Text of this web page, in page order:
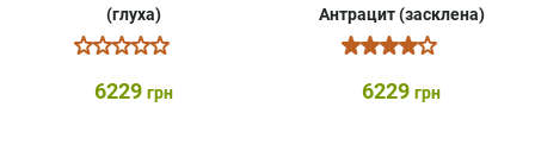
(глуха)
6229 грн
Антрацит (засклена)
6229 грн